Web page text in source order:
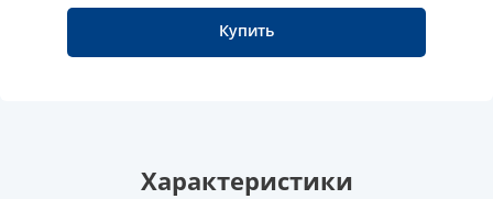
Купить
Характеристики